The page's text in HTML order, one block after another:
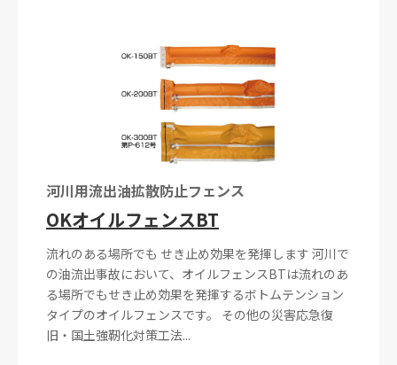
河川用流出油拡散防止フェンス
OKオイルフェンスBT
流れのある場所でも せき止め効果を発揮します 河川で
の油流出事故において、オイルフェンスBTは流れのあ
る場所でもせき止め効果を発揮するボトムテンション
タイプのオイルフェンスです。 その他の災害応急復
旧・国土強靭化対策工法...